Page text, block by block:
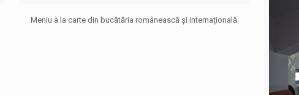
Meniu à la carte din bucătăria românească și internațională